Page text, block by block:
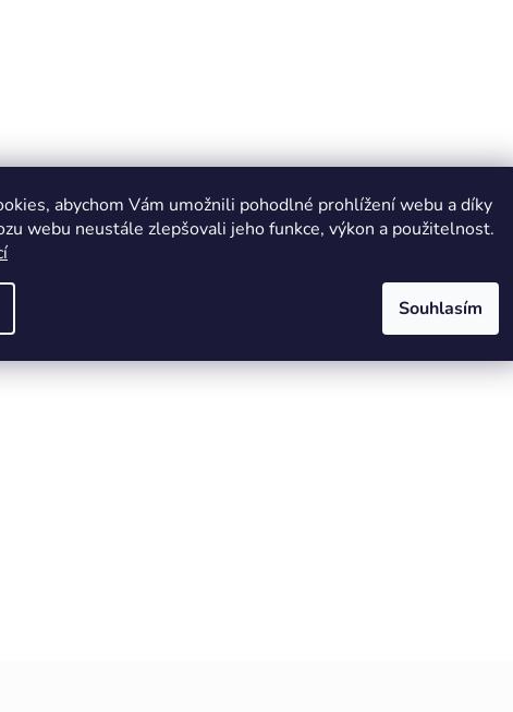
abychom Vám umožnili pohodlné prohlížení webu a díky
webu neustále zlepšovali jeho funkce, výkon a použitelnost.
Souhlasím